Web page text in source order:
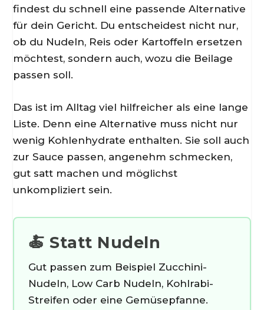
findest du schnell eine passende Alternative
für dein Gericht. Du entscheidest nicht nur,
ob du Nudeln, Reis oder Kartoffeln ersetzen
möchtest, sondern auch, wozu die Beilage
passen soll.
Das ist im Alltag viel hilfreicher als eine lange
Liste. Denn eine Alternative muss nicht nur
wenig Kohlenhydrate enthalten. Sie soll auch
zur Sauce passen, angenehm schmecken,
gut satt machen und möglichst
unkompliziert sein.
🍝 Statt Nudeln
Gut passen zum Beispiel Zucchini-
Nudeln, Low Carb Nudeln, Kohlrabi-
Streifen oder eine Gemüsepfanne.